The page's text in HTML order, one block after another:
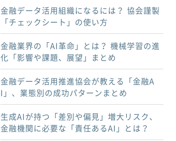
金融データ活用組織になるには？ 協会謹製
「チェックシート」の使い方
金融業界の「AI革命」とは？ 機械学習の進
化「影響や課題、展望」まとめ
金融データ活用推進協会が教える「金融A
I」、業態別の成功パターンまとめ
生成AIが持つ「差別や偏見」増大リスク、
金融機関に必要な「責任あるAI」とは？